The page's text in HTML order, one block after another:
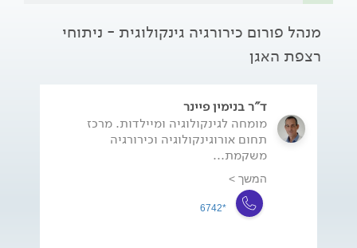
מנהל פורום כירורגיה גינקולוגית - ניתוחי
רצפת האגן
ד"ר בנימין פיינר
מומחה לגינקולוגיה ומיילדות. מרכז
תחום אורוגינקולוגיה וכירורגיה
משקמת...
המשך >
*6742